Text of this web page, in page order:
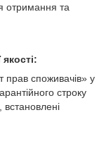
отримання та
прав споживачів» у
строку
встановлені